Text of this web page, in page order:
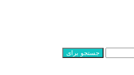
جستجو برای